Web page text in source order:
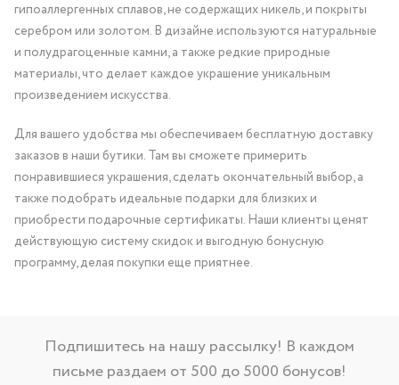
гипоаллергенных сплавов, не содержащих никель, и покрыты
серебром или золотом. В дизайне используются натуральные
и полудрагоценные камни, а также редкие природные
материалы, что делает каждое украшение уникальным
произведением искусства.
Для вашего удобства мы обеспечиваем бесплатную доставку
заказов в наши бутики. Там вы сможете примерить
понравившиеся украшения, сделать окончательный выбор, а
также подобрать идеальные подарки для близких и
приобрести подарочные сертификаты. Наши клиенты ценят
действующую систему скидок и выгодную бонусную
программу, делая покупки еще приятнее.
Подпишитесь на нашу рассылку! В каждом
письме раздаем от 500 до 5000 бонусов!